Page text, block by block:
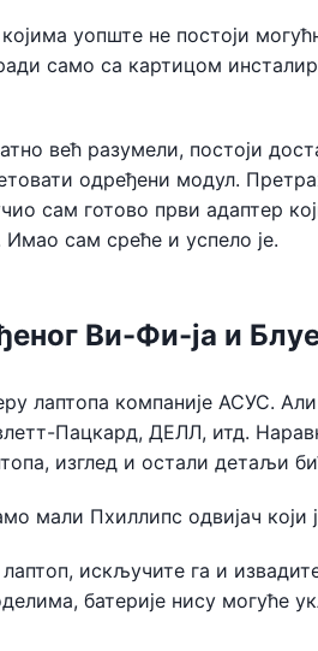
уопште не постоји
само са картицом
већ разумели, постоји
одређени модул.
сам готово први адаптер
Имао сам среће и успело је.
Ви-Фи-ја и
лаптопа компаније АСУС.
Пацкард, ДЕЛЛ, итд.
изглед и остали детаљи
мали Пхиллипс одвијач
искључите га и
батерије нису могуће